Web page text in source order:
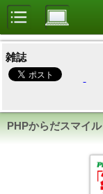
雑誌
PHPからだスマイル